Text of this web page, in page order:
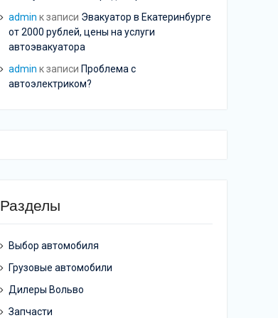
admin к записи Эвакуатор в Екатеринбурге
от 2000 рублей, цены на услуги
автоэвакуатора
admin к записи Проблема с
автоэлектриком?
Разделы
Выбор автомобиля
Грузовые автомобили
Дилеры Вольво
Запчасти